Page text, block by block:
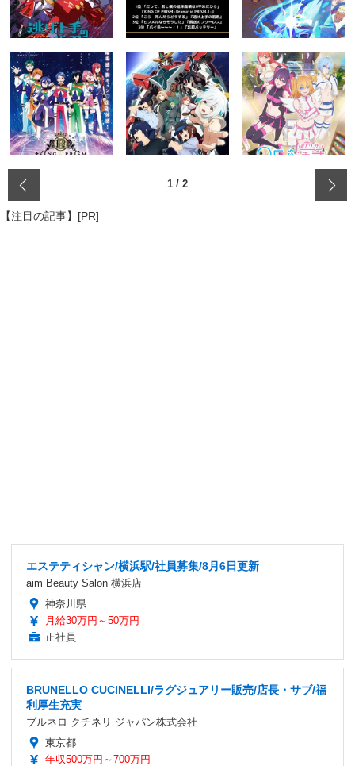
1 / 2
【注目の記事】[PR]
エステティシャン/横浜駅/社員募集/8月6日更新
aim Beauty Salon 横浜店
神奈川県
月給30万円～50万円
正社員
BRUNELLO CUCINELLI/ラグジュアリー販売/店長・サブ/福
利厚生充実
ブルネロ クチネリ ジャパン株式会社
東京都
年収500万円～700万円